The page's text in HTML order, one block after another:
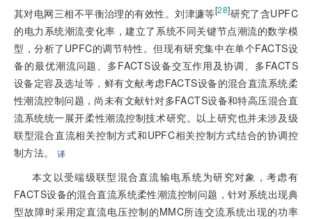
其对电网三相不平衡治理的有效性。刘津濂等[28]研究了含UPFC
的电力系统潮流变化率，建立了系统不同关键节点潮流的数学模
型，分析了UPFC的调节特性。但现有研究集中在单个FACTS设
备的最优潮流问题、多FACTS设备交互作用及协调、多FACTS
设备定容及选址等，鲜有文献考虑FACTS设备的混合直流系统柔
性潮流控制问题，尚未有文献针对多FACTS设备和特高压混合直
流系统统一展开柔性潮流控制技术研究。以上研究也并未涉及级
联型混合直流相关控制方式和UPFC相关控制方式结合的协调控
制方法。
译
本文以受端级联型混合直流输电系统为研究对象，考虑有
FACTS设备的混合直流系统柔性潮流控制问题，针对系统出现典
型故障时采用定直流电压控制的MMC所连交流系统出现的功率